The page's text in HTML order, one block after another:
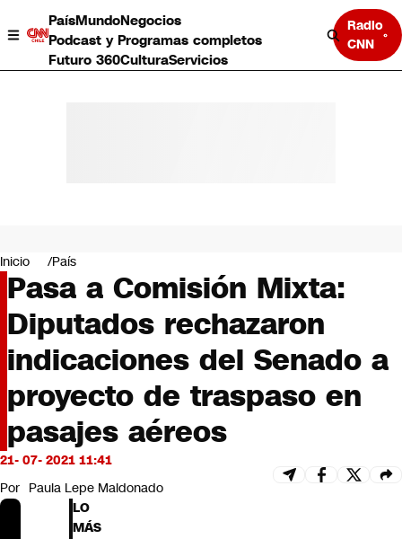
PaísMundoNegocios
Podcast y Programas completos
Futuro 360CulturaServicios
Radio
CNN
Negocios
Deportes
Programas completos
Cultura
Servicios
Bits
CNN tiempo
Futuro 360
Opinión
Inicio País
Pasa a Comisión Mixta:
Diputados rechazaron
indicaciones del Senado a
proyecto de traspaso en
pasajes aéreos
21- 07- 2021 11:41
Por Paula Lepe Maldonado
LO
MÁS